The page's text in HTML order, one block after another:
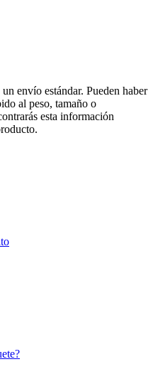
envío estándar. Pueden haber
al peso, tamaño o
esta información